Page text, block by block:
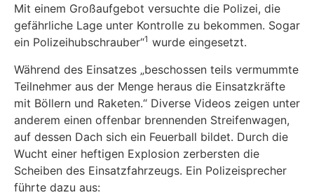
Mit einem Großaufgebot versuchte die Polizei, die
gefährliche Lage unter Kontrolle zu bekommen. Sogar
ein Polizeihubschrauber“1 wurde eingesetzt.
Während des Einsatzes „beschossen teils vermummte
Teilnehmer aus der Menge heraus die Einsatzkräfte
mit Böllern und Raketen.“ Diverse Videos zeigen unter
anderem einen offenbar brennenden Streifenwagen,
auf dessen Dach sich ein Feuerball bildet. Durch die
Wucht einer heftigen Explosion zerbersten die
Scheiben des Einsatzfahrzeugs. Ein Polizeisprecher
führte dazu aus: